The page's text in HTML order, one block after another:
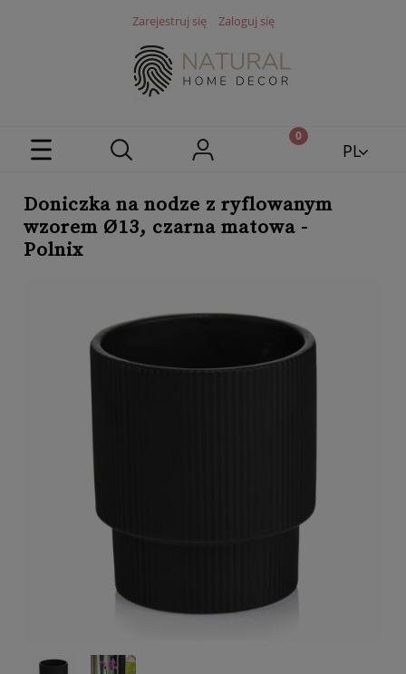
Zarejestruj się Zaloguj się
PL
Doniczka na nodze z ryflowanym
wzorem Ø13, czarna matowa -
Polnix